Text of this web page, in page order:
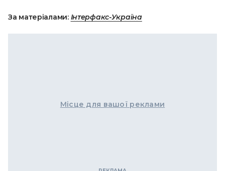
За матеріалами: Інтерфакс-Україна
Місце для вашої реклами